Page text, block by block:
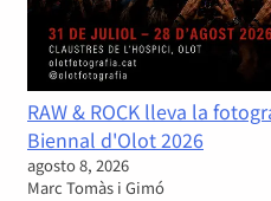
RAW & ROCK lleva la
Biennal d'Olot 2026
agosto 8, 2026
Marc Tomàs i Gimó